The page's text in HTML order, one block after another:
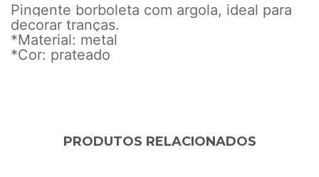
Pingente borboleta com argola, ideal para
decorar tranças.
*Material: metal
*Cor: prateado
PRODUTOS RELACIONADOS